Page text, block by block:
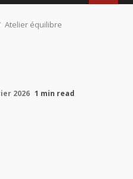
Atelier équilibre
2026 1 min read